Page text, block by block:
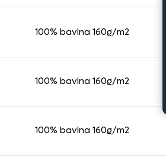
100% bavlna 160g/m2
100% bavlna 160g/m2
100% bavlna 160g/m2